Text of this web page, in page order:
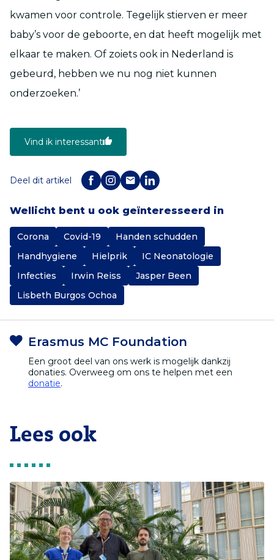
kwamen voor controle. Tegelijk stierven er meer
baby’s voor de geboorte, en dat heeft mogelijk met
elkaar te maken. Of zoiets ook in Nederland is
gebeurd, hebben we nu nog niet kunnen
onderzoeken.’
Vind ik interessant
Deel dit artikel
Wellicht bent u ook geïnteresseerd in
Corona Covid-19
Handen schudden
Handhygiene
Hielprik
IC Neonatologie
Infecties
Irwin Reiss
Jasper Been
Lisbeth Burgos Ochoa
Erasmus MC Foundation
Een groot deel van ons werk is mogelijk dankzij
donaties. Overweeg om ons te helpen met een
donatie.
Lees ook